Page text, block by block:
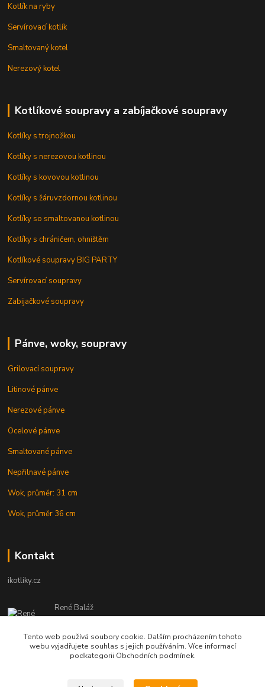
Kotlík na ryby
Servírovací kotlík
Smaltovaný kotel
Nerezový kotel
Kotlíkové soupravy a zabíjačkové soupravy
Kotlíky s trojnožkou
Kotlíky s nerezovou kotlinou
Kotlíky s kovovou kotlinou
Kotlíky s žáruvzdornou kotlinou
Kotlíky so smaltovanou kotlinou
Kotlíky s chráničem, ohništěm
Kotlíkové soupravy BIG PARTY
Servírovací soupravy
Zabijačkové soupravy
Pánve, woky, soupravy
Grilovací soupravy
Litinové pánve
Nerezové pánve
Ocelové pánve
Smaltované pánve
Nepřilnavé pánve
Wok, průměr: 31 cm
Wok, průměr 36 cm
Kontakt
ikotliky.cz
René Baláž
Eshop: +421 902 212 007
od 8:00 - do 16:00 hod
info@ikotliky.cz
Tento web používá soubory cookie. Dalším procházením tohoto
webu vyjadřujete souhlas s jejich používáním. Více informací
podkategorii Obchodních podmínek.